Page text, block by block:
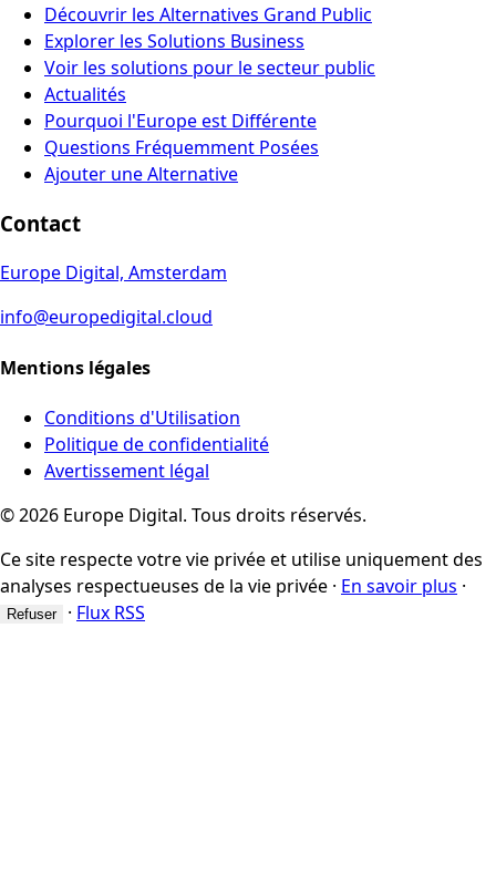
Découvrir les Alternatives Grand Public
Explorer les Solutions Business
Voir les solutions pour le secteur public
Actualités
Pourquoi l'Europe est Différente
Questions Fréquemment Posées
Ajouter une Alternative
Contact
Europe Digital, Amsterdam
info@europedigital.cloud
Mentions légales
Conditions d'Utilisation
Politique de confidentialité
Avertissement légal
© 2026 Europe Digital. Tous droits réservés.
Ce site respecte votre vie privée et utilise uniquement des
analyses respectueuses de la vie privée · En savoir plus ·
Refuser · Flux RSS